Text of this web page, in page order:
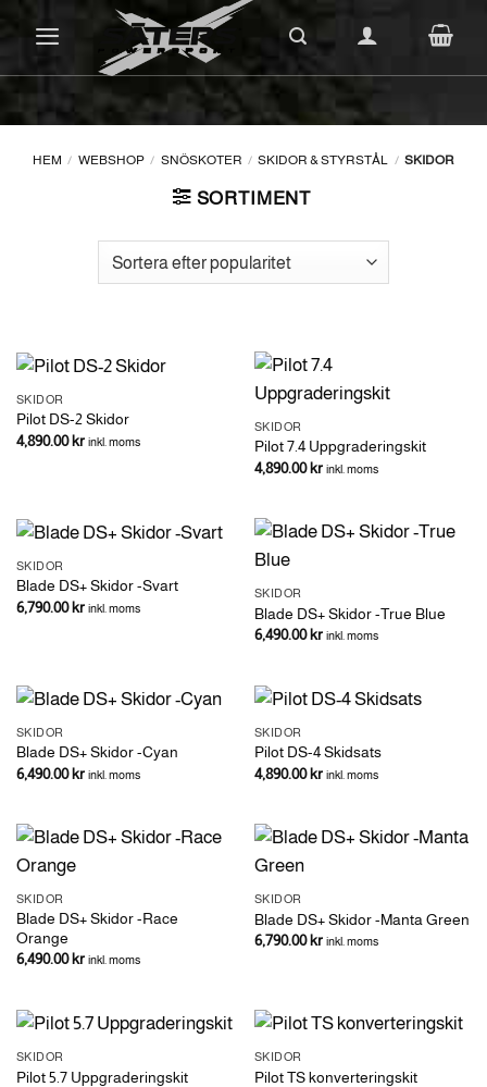
content
HEM / WEBSHOP / SNÖSKOTER / SKIDOR & STYRSTÅL / SKIDOR
SORTIMENT
SKIDOR
Pilot DS-2 Skidor
4,890.00kr inkl. moms
SKIDOR
Pilot 7.4 Uppgraderingskit
4,890.00kr inkl. moms
SKIDOR
Blade DS+ Skidor -Svart
6,790.00kr inkl. moms
SKIDOR
Blade DS+ Skidor -True Blue
6,490.00kr inkl. moms
SKIDOR
Blade DS+ Skidor -Cyan
6,490.00kr inkl. moms
SKIDOR
Pilot DS-4 Skidsats
4,890.00kr inkl. moms
SKIDOR
Blade DS+ Skidor -Race
Orange
6,490.00kr inkl. moms
SKIDOR
Blade DS+ Skidor -Manta Green
6,790.00kr inkl. moms
SKIDOR
Pilot 5.7 Uppgraderingskit
SKIDOR
Pilot TS konverteringskit